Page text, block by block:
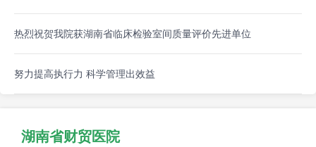
热烈祝贺我院获湖南省临床检验室间质量评价先进单位
努力提高执行力 科学管理出效益
湖南省财贸医院